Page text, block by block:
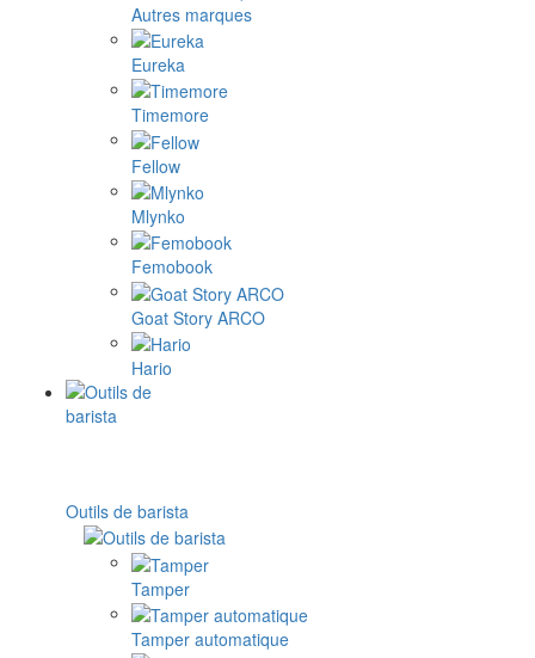
Autres marques
Eureka
Timemore
Fellow
Mlynko
Femobook
Goat Story ARCO
Hario
Outils de barista
Tamper
Tamper automatique